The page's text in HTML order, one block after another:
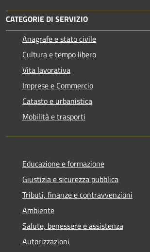
CATEGORIE DI SERVIZIO
Anagrafe e stato civile
Cultura e tempo libero
Vita lavorativa
Imprese e Commercio
Catasto e urbanistica
Mobilità e trasporti
Educazione e formazione
Giustizia e sicurezza pubblica
Tributi, finanze e contravvenzioni
Ambiente
Salute, benessere e assistenza
Autorizzazioni